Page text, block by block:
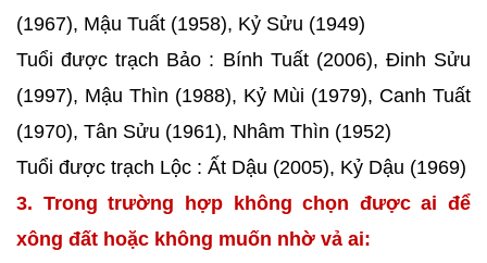
(1967), Mậu Tuất (1958), Kỷ Sửu (1949)
Tuổi được trạch Bảo : Bính Tuất (2006), Đinh Sửu
(1997), Mậu Thìn (1988), Kỷ Mùi (1979), Canh Tuất
(1970), Tân Sửu (1961), Nhâm Thìn (1952)
Tuổi được trạch Lộc : Ất Dậu (2005), Kỷ Dậu (1969)
3. Trong trường hợp không chọn được ai để
xông đất hoặc không muốn nhờ vả ai: